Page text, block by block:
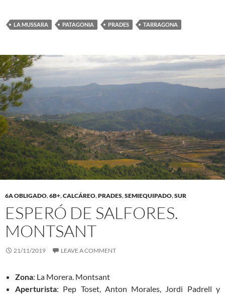
LA MUSSARA PATAGONIA PRADES TARRAGONA
6A OBLIGADO,6B+,CALCÁREO,PRADES,SEMIEQUIPADO,SUR
ESPERÓ DE SALFORES.
MONTSANT
21/11/2019 LEAVE A COMMENT
Zona: La Morera. Montsant
Aperturista: Pep Toset, Anton Morales, Jordi Padrell y